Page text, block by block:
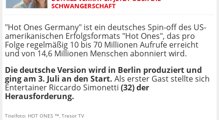
SCHWANGERSCHAFT
"Hot Ones Germany" ist ein deutsches Spin-off des US-
amerikanischen Erfolgsformats "Hot Ones", das pro
Folge regelmäßig 10 bis 70 Millionen Aufrufe erreicht
und von 14,6 Millionen Menschen abonniert wird.
Die deutsche Version wird in Berlin produziert und
ging am 3. Juli an den Start. Als erster Gast stellte sich
Entertainer Riccardo Simonetti (32) der
Herausforderung.
Titelfoto: HOT ONES ™, Tresor TV